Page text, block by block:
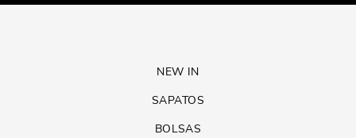
NEW IN
SAPATOS
BOLSAS